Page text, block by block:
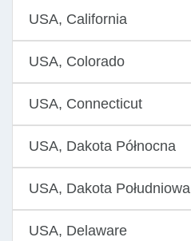
USA, California
USA, Colorado
USA, Connecticut
USA, Dakota Północna
USA, Dakota Południowa
USA, Delaware